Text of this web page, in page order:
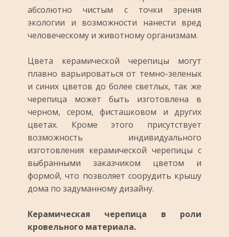
абсолютно чистым с точки зрения
экологии и возможности нанести вред
человеческому и животному организмам.
Цвета керамической черепицы могут
плавно варьироваться от темно-зеленых
и синих цветов до более светлых, так же
черепица может быть изготовлена в
черном, сером, фисташковом и других
цветах. Кроме этого присутствует
возможность индивидуального
изготовления керамической черепицы с
выбранными заказчиком цветом и
формой, что позволяет соорудить крышу
дома по задуманному дизайну.
Керамическая черепица в роли
кровельного материала.